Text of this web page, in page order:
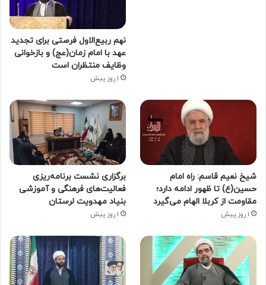
نهم ربیع‌الاول فرصتی برای تجدید
عهد با امام زمان(عج) و بازخوانی
وظایف منتظران است
1 روز پیش
شیخ نعیم قاسم: راه امام
حسین(ع) تا ظهور ادامه دارد؛
مقاومت از کربلا الهام می‌گیرد
1 روز پیش
برگزاری نشست برنامه‌ریزی
فعالیت‌های فرهنگی و آموزشی
بنیاد مهدویت لرستان
1 روز پیش